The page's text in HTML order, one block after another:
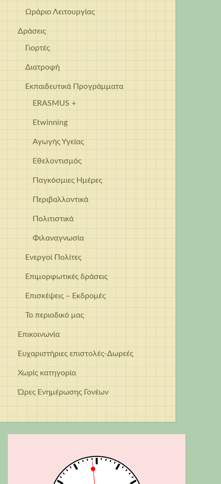
Ωράριο Λειτουργίας
Δράσεις
Γιορτές
Διατροφή
Εκπαιδευτικά Προγράμματα
ERASMUS +
Etwinning
Αγωγής Υγείας
Εθελοντισμός
Παγκόσμιες Ημέρες
Περιβαλλοντικά
Πολιτιστικά
Φιλαναγνωσία
Ενεργοί Πολίτες
Επιμορφωτικές δράσεις
Επισκέψεις – Εκδρομές
Το περιοδικό μας
Επικοινωνία
Ευχαριστήριες επιστολές-Δωρεές
Χωρίς κατηγορία
Ώρες Ενημέρωσης Γονέων